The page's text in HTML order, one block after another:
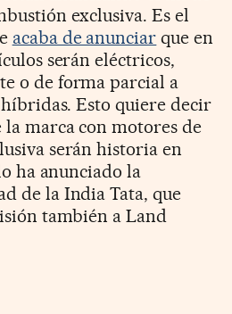
exclusiva. Es el
acaba de anunciar que en
serán eléctricos,
o de forma parcial a
Esto quiere decir
la marca con motores de
serán historia en
ha anunciado la
de la India Tata, que
también a Land